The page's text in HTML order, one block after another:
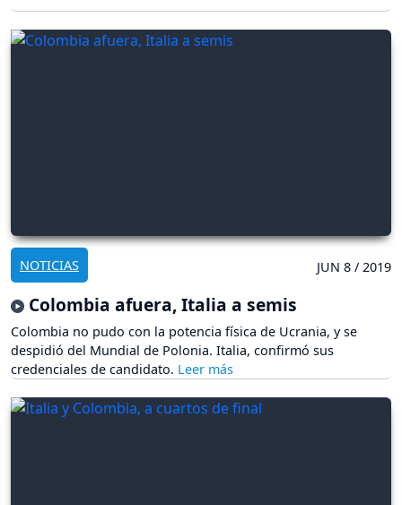
NOTICIAS JUN 8 / 2019
Colombia afuera, Italia a semis
Colombia no pudo con la potencia física de Ucrania, y se
despidió del Mundial de Polonia. Italia, confirmó sus
credenciales de candidato.